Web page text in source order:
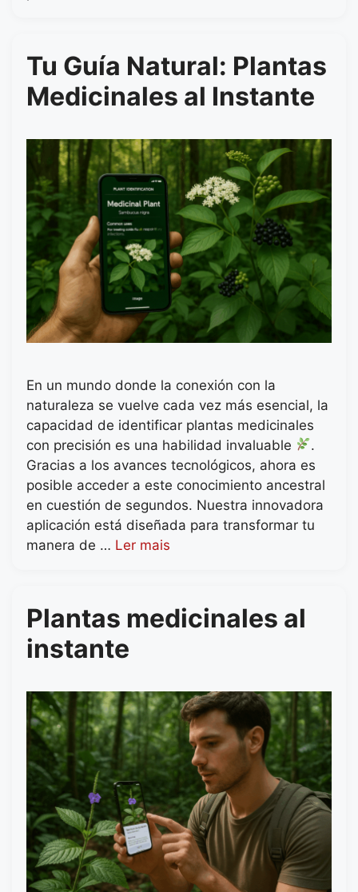
Tu Guía Natural: Plantas
Medicinales al Instante
En un mundo donde la conexión con la
naturaleza se vuelve cada vez más esencial, la
capacidad de identificar plantas medicinales
con precisión es una habilidad invaluable
.
Gracias a los avances tecnológicos, ahora es
posible acceder a este conocimiento ancestral
en cuestión de segundos. Nuestra innovadora
aplicación está diseñada para transformar tu
manera de … Ler mais
Plantas medicinales al
instante